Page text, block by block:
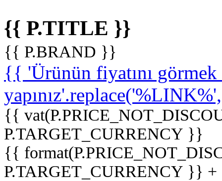
{{ P.TITLE }}
{{ P.BRAND }}
{{ 'Ürünün fiyatını
{{
P.TARGET_CURRENCY }}
{{
P.TARGET_CURRENCY }}